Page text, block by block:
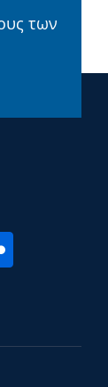
των